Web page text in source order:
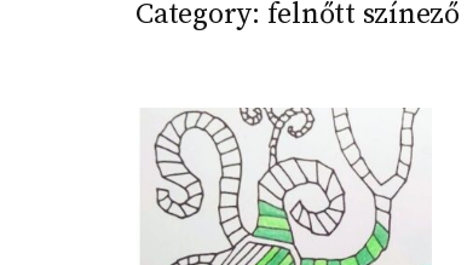
Category: felnőtt színező